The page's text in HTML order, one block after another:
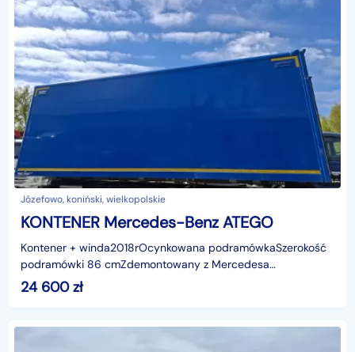
Józefowo, koniński, wielkopolskie
KONTENER Mercedes-Benz ATEGO
Kontener + winda2018rOcynkowana podramówkaSzerokość
podramówki 86 cmZdemontowany z Mercedesa
AtegoKontener pasuje również na MAN TGLSzerokość wew.
2.49mDługość
24 600zł